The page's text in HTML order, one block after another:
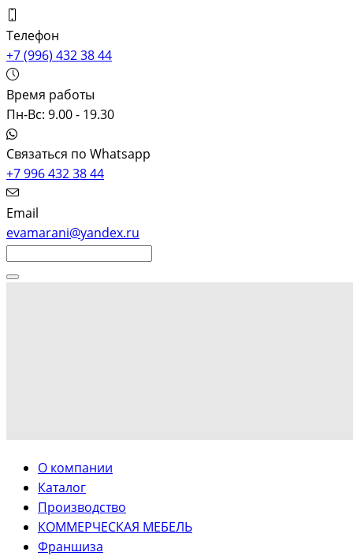
Телефон
+7 (996) 432 38 44
Время работы
Пн-Вс: 9.00 - 19.30
Связаться по Whatsapp
+7 996 432 38 44
Email
evamarani@yandex.ru
О компании
Каталог
Производство
КОММЕРЧЕСКАЯ МЕБЕЛЬ
Франшиза